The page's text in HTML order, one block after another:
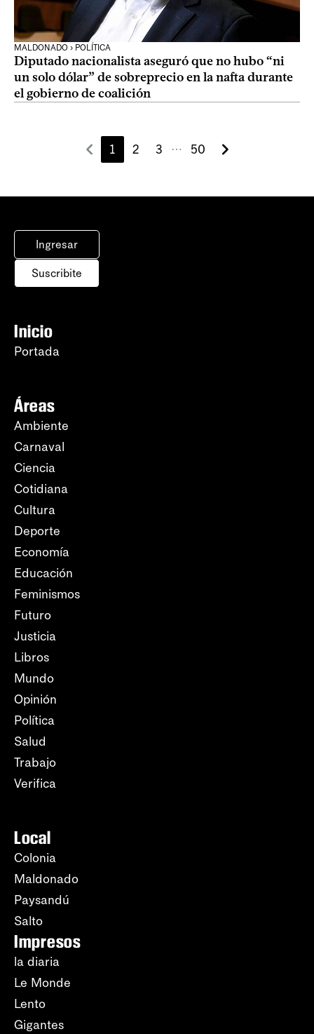
MALDONADO › POLÍTICA
Diputado nacionalista aseguró que no hubo “ni
un solo dólar” de sobreprecio en la nafta durante
el gobierno de coalición
1 2 3 ⋯ 50
Ingresar
Suscribite
Inicio
Portada
Áreas
Ambiente
Carnaval
Ciencia
Cotidiana
Cultura
Deporte
Economía
Educación
Feminismos
Futuro
Justicia
Libros
Mundo
Opinión
Política
Salud
Trabajo
Verifica
Local
Colonia
Maldonado
Paysandú
Salto
Impresos
la diaria
Le Monde
Lento
Gigantes